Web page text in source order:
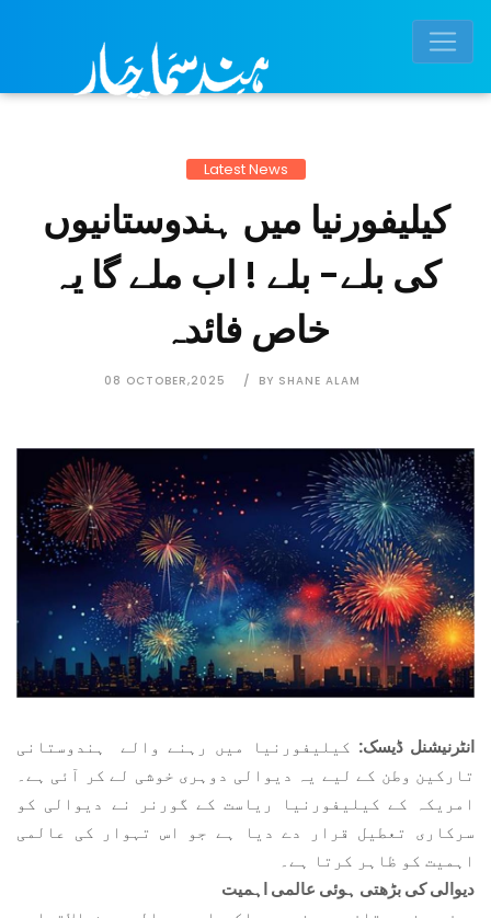
Latest News
کیلیفورنیا میں ہندوستانیوں
کی بلے- بلے ! اب ملے گا یہ
خاص فائدہ
08 OCTOBER,2025 BY SHANE ALAM
انٹرنیشنل ڈیسک: کیلیفورنیا میں رہنے والے ہندوستانی
تارکین وطن کے لیے یہ دیوالی دوہری خوشی لے کر آئی ہے۔
امریکہ کے کیلیفورنیا ریاست کے گورنر نے دیوالی کو
سرکاری تعطیل قرار دے دیا ہے جو اس تہوار کی عالمی
اہمیت کو ظاہر کرتا ہے۔
دیوالی کی بڑھتی ہوئی عالمی اہمیت